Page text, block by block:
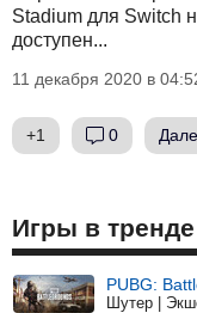
Stadium для Switch
доступен...
11 декабря 2020 в
+1 0
Игры в тренде
PUBG:
Шутер |